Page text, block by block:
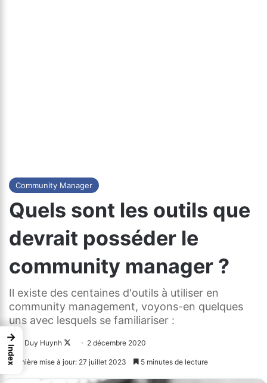
Community Manager
Quels sont les outils que
devrait posséder le
community manager ?
Il existe des centaines d'outils à utiliser en
community management, voyons-en quelques
uns avec lesquels se familiariser :
Duy Huynh
Follow2 décembre 2020
Dernière mise à jour: 27 juillet 2023 5 minutes de lecture
→
Index